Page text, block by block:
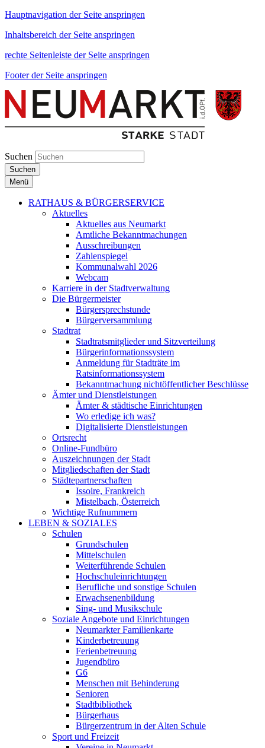
Hauptnavigation der Seite anspringen
Inhaltsbereich der Seite anspringen
rechte Seitenleiste der Seite anspringen
Footer der Seite anspringen
Suchen
Suchen
Menü
RATHAUS & BÜRGERSERVICE
Aktuelles
Aktuelles aus Neumarkt
Amtliche Bekanntmachungen
Ausschreibungen
Zahlenspiegel
Kommunalwahl 2026
Webcam
Karriere in der Stadtverwaltung
Die Bürgermeister
Bürgersprechstunde
Bürgerversammlung
Stadtrat
Stadtratsmitglieder und Sitzverteilung
Bürgerinformationssystem
Anmeldung für Stadträte im
Ratsinformationssystem
Bekanntmachung nichtöffentlicher Beschlüsse
Ämter und Dienstleistungen
Ämter & städtische Einrichtungen
Wo erledige ich was?
Digitalisierte Dienstleistungen
Ortsrecht
Online-Fundbüro
Auszeichnungen der Stadt
Mitgliedschaften der Stadt
Städtepartnerschaften
Issoire, Frankreich
Mistelbach, Österreich
Wichtige Rufnummern
LEBEN & SOZIALES
Schulen
Grundschulen
Mittelschulen
Weiterführende Schulen
Hochschuleinrichtungen
Berufliche und sonstige Schulen
Erwachsenenbildung
Sing- und Musikschule
Soziale Angebote und Einrichtungen
Neumarkter Familienkarte
Kinderbetreuung
Ferienbetreuung
Jugendbüro
G6
Menschen mit Behinderung
Senioren
Stadtbibliothek
Bürgerhaus
Bürgerzentrum in der Alten Schule
Sport und Freizeit